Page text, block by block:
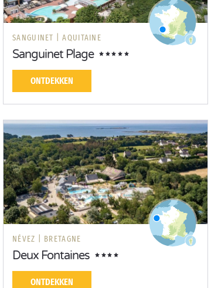
SANGUINET | AQUITAINE
Sanguinet Plage
ONTDEKKEN
NÉVEZ | BRETAGNE
Deux Fontaines
ONTDEKKEN